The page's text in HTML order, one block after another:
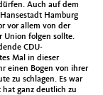
Auch auf dem
Hamburg
vor allem von der
Union folgen sollte.
CDU-
Mal in dieser
einen Bogen von ihrer
zu schlagen. Es war
ganz deutlich zu